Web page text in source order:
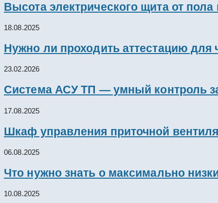
Высота электрического щита от
18.08.2025
Нужно ли проходить аттестацию для
23.02.2026
Система АСУ ТП — умный контроль
17.08.2025
Шкаф управления приточной
06.08.2025
Что нужно знать о максимально
10.08.2025